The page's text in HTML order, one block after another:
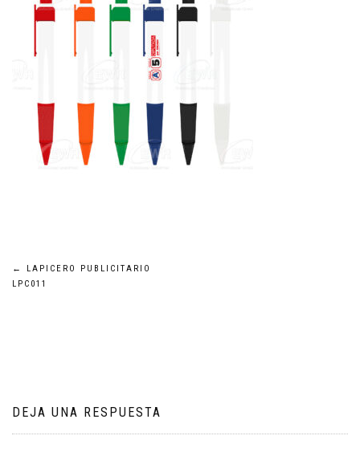
Navegación
←
LAPICERO PUBLICITARIO
LPC011
DEJA UNA RESPUESTA